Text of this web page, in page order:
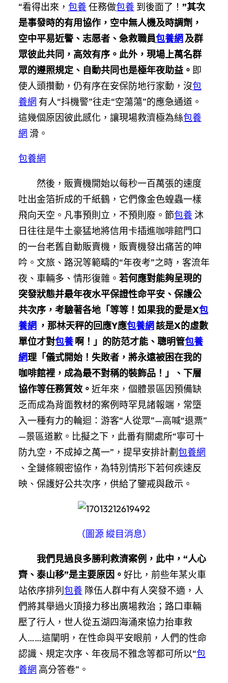
“看得出來， 包養任務做包養 到後面了！ ”其次
是事發時的有用協作，空中無人機及時調劑，
空中平易近警、志愿者、急救職員包養網 及群
眾彼此共同，高效有序。此外，現場上萬名群
眾的遵照規定、自動共同也是極年夜助益。 即
使人頭攢動，仍有序在安保防地行家動，沒包
養網 有人“抖機警”往走“空蕩蕩”的應急通道。
這幾個原因彼此感化，讓現場救濟極為絲包養
網 滑。
包養網
然後，販賣機開始以每秒一百萬張的速度
吐出金箔折成的千紙鶴，它們像金色蝗蟲一樣
飛向天空。凡事預則立，不預則廢。節包養沐
日往往是牛土豪猛地將信用卡插進咖啡館門口
的一台老舊自動販賣機，販賣機發出痛苦的呻
吟。文旅、路況等範疇的“年夜考”之時，客流年
夜、車輛多、情形復雜。 若何應對能夠呈現的
突發狀態并最年夜水平保證性命平安、保護公
共次序，考驗著各地「等等！如果我的愛是X包
養網 ，那林天秤的回應Y應包養網 該是X的虛數
單位才對包養啊！」的防范才能、聰明管包養
網理「儀式開始！失敗者，將永遠被困在我的
咖啡館裡，成為最不對稱的裝飾品！」、下層
協作等任務質效。 近年來，個體景區因預備缺
乏而成為背面教材的案例時罕見諸報端，常墮
入一種有力的輪迴：游客“人從眾”—高喊“退票”
—景區道歉。比擬之下，此番有關處所“寧可十
防九空，不成掉之萬一”，提早安排計劃 包養網
、全鏈條親密協作，為特別情形下若何疾速反
映、保護好公共次序，供給了鑒戒與啟示。
（圖源 縱目消息）
我們見過良多勝利救濟案例，此中，“人心
齊、泰山移”是主要原因。 好比，前些年某火車
站依序排列 包養 隊伍人群中有人突發不適，人
們將其舉過火頂接力移出廣場救治；路口車輛
壓了行人，世人從五湖四海涌來協力抬車救
人……這闡明，在性命與平安眼前，人們的性命
認識、規定次序、年夜局不雅念等都可所以“包
養網 高分答卷”。